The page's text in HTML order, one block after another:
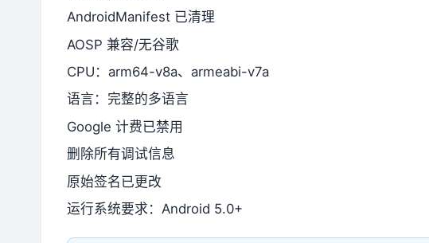
AndroidManifest 已清理
AOSP 兼容/无谷歌
CPU：arm64-v8a、armeabi-v7a
语言：完整的多语言
Google 计费已禁用
删除所有调试信息
原始签名已更改
运行系统要求：Android 5.0+